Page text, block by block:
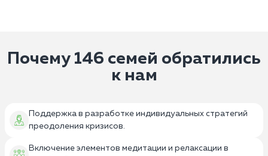
Почему 146 семей обратились
к нам
Поддержка в разработке индивидуальных стратегий
преодоления кризисов.
Включение элементов медитации и релаксации в